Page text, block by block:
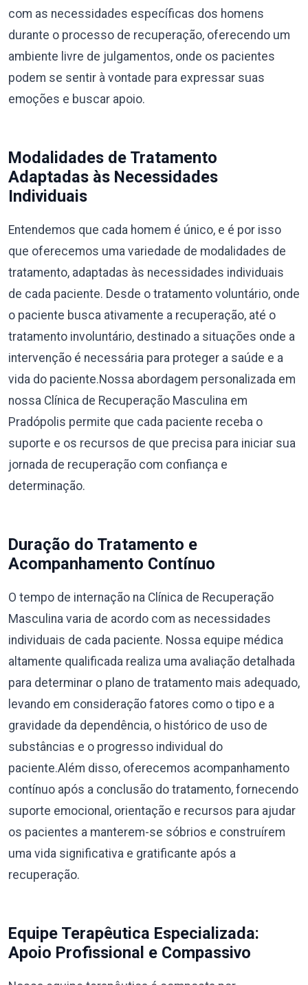
com as necessidades específicas dos homens
durante o processo de recuperação, oferecendo um
ambiente livre de julgamentos, onde os pacientes
podem se sentir à vontade para expressar suas
emoções e buscar apoio.
Modalidades de Tratamento
Adaptadas às Necessidades
Individuais
Entendemos que cada homem é único, e é por isso
que oferecemos uma variedade de modalidades de
tratamento, adaptadas às necessidades individuais
de cada paciente. Desde o tratamento voluntário, onde
o paciente busca ativamente a recuperação, até o
tratamento involuntário, destinado a situações onde a
intervenção é necessária para proteger a saúde e a
vida do paciente.Nossa abordagem personalizada em
nossa Clínica de Recuperação Masculina em
Pradópolis permite que cada paciente receba o
suporte e os recursos de que precisa para iniciar sua
jornada de recuperação com confiança e
determinação.
Duração do Tratamento e
Acompanhamento Contínuo
O tempo de internação na Clínica de Recuperação
Masculina varia de acordo com as necessidades
individuais de cada paciente. Nossa equipe médica
altamente qualificada realiza uma avaliação detalhada
para determinar o plano de tratamento mais adequado,
levando em consideração fatores como o tipo e a
gravidade da dependência, o histórico de uso de
substâncias e o progresso individual do
paciente.Além disso, oferecemos acompanhamento
contínuo após a conclusão do tratamento, fornecendo
suporte emocional, orientação e recursos para ajudar
os pacientes a manterem-se sóbrios e construírem
uma vida significativa e gratificante após a
recuperação.
Equipe Terapêutica Especializada:
Apoio Profissional e Compassivo